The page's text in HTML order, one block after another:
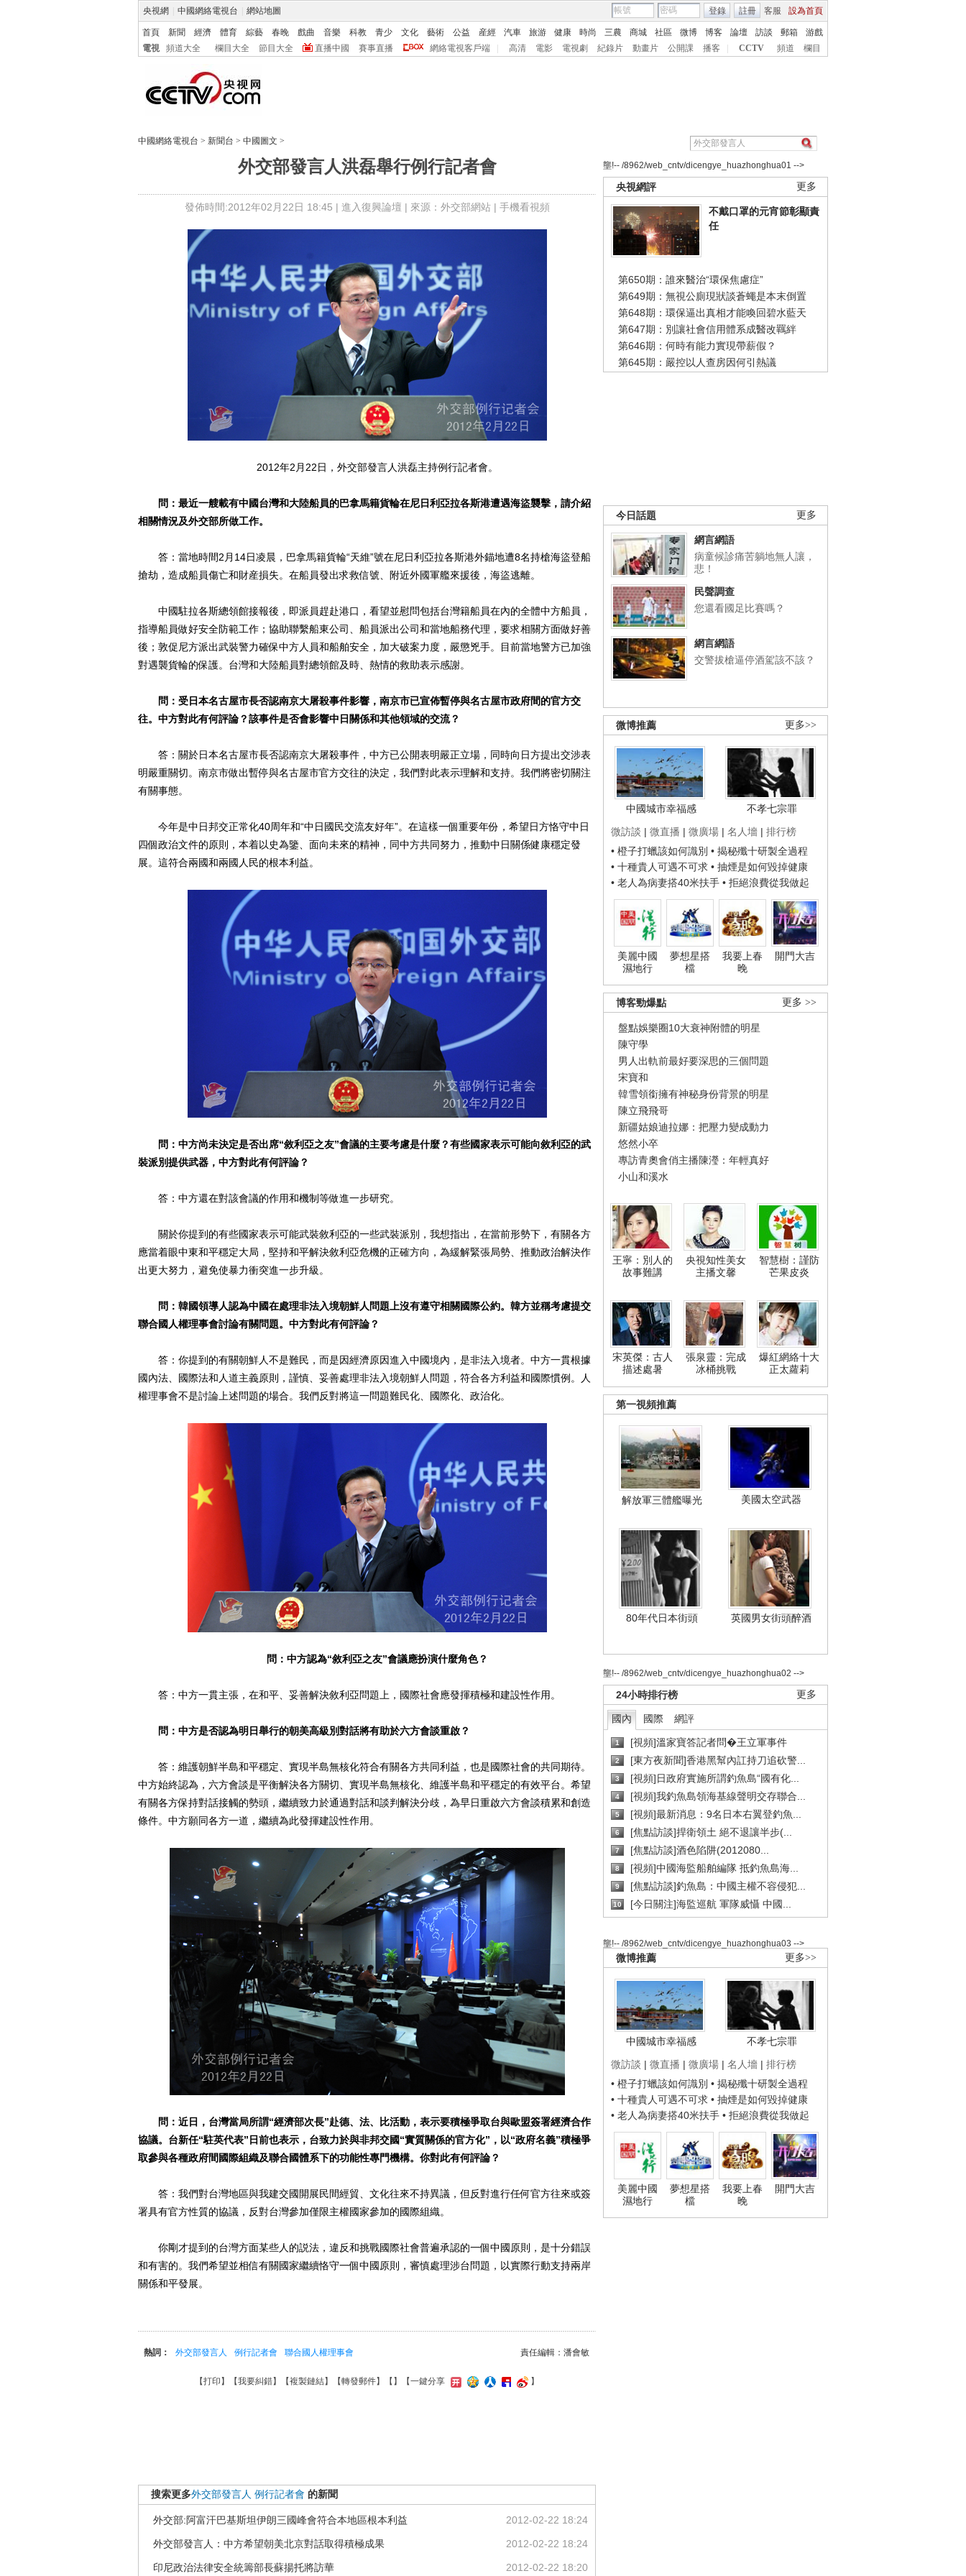
央視網 中國網絡電視台 網站地圖 客服 設為首頁
登錄 註冊
首頁 新聞 經濟 體育 綜藝 春晚 戲曲 音樂 科教 青少 文化 藝術 公益 産經 汽車 旅游 健康 時尚 三農 商城 社區 微博 博客 論壇 訪談 郵箱
游戲
電視
頻道大全 欄目大全 節目大全 直播中國 賽事直播 網絡電視客戶端 高清 電影 電視劇 紀錄片 動畫片 公開課 播客 CCTV 頻道 欄目
中國網絡電視台 > 新聞台 > 中國圖文 >
外交部發言人洪磊舉行例行記者會
發佈時間:2012年02月22日 18:45 | 進入復興論壇 | 來源：外交部網站 | 手機看視頻
壟!-- /8962/web_cntv/dicengye_huazhonghua01 -->
更多
央視網評
不戴口罩的元宵節彰顯責
任
第650期：誰來醫治“環保焦慮症”
第649期：無視公廁現狀談蒼蠅是本末倒置
第648期：環保逼出真相才能喚回碧水藍天
第647期：別讓社會信用體系成醫改羈絆
第646期：何時有能力實現帶薪假？
第645期：嚴控以人查房因何引熱議
更多
今日話題
網言網語
病童候診痛苦躺地無人讓，
悲！
民聲調查
您還看國足比賽嗎？
網言網語
交警拔槍逼停酒駕該不該？
更多>>
微博推薦
中國城市幸福感
不孝七宗罪
微訪談 | 微直播 | 微廣場 | 名人墻 | 排行榜
• 橙子打蠟該如何識別 • 揭秘殲十研製全過程
• 十種貴人可遇不可求 • 抽煙是如何毀掉健康
• 老人為病妻搭40米扶手 • 拒絕浪費從我做起
美麗中國
濕地行
夢想星搭
檔
我要上春
晚
開門大吉
更多 >>
博客勁爆點
盤點娛樂圈10大衰神附體的明星
陳守學
男人出軌前最好要深思的三個問題
宋寶和
韓雪領銜擁有神秘身份背景的明星
陳立飛飛哥
新疆姑娘迪拉娜：把壓力變成動力
悠然小卒
專訪青奧會俏主播陳瀅：年輕真好
小山和溪水
王寧：別人的
故事難講
央視知性美女
主播文馨
智慧樹：謹防
芒果皮炎
宋英傑：古人
描述處暑
張泉靈：完成
冰桶挑戰
爆紅網絡十大
正太蘿莉
第一視頻推薦
解放軍三體艦曝光 美國太空武器
80年代日本街頭 英國男女街頭醉酒
壟!-- /8962/web_cntv/dicengye_huazhonghua02 -->
更多
24小時排行榜
國內 國際 網評
1 [視頻]溫家寶答記者問�王立軍事件
2 [東方夜新聞]香港黑幫內訌持刀追砍警...
3 [視頻]日政府實施所謂釣魚島“國有化...
4 [視頻]我釣魚島領海基線聲明交存聯合...
5 [視頻]最新消息：9名日本右翼登釣魚...
6 [焦點訪談]捍衛領土 絕不退讓半步(...
7 [焦點訪談]酒色陷阱(2012080...
8 [視頻]中國海監船舶編隊 抵釣魚島海...
9 [焦點訪談]釣魚島：中國主權不容侵犯...
10 [今日關注]海監巡航 軍隊威懾 中國...
壟!-- /8962/web_cntv/dicengye_huazhonghua03 -->
更多>>
微博推薦
中國城市幸福感
不孝七宗罪
微訪談 | 微直播 | 微廣場 | 名人墻 | 排行榜
• 橙子打蠟該如何識別 • 揭秘殲十研製全過程
• 十種貴人可遇不可求 • 抽煙是如何毀掉健康
• 老人為病妻搭40米扶手 • 拒絕浪費從我做起
美麗中國
濕地行
夢想星搭
檔
我要上春
晚
開門大吉
2012年2月22日，外交部發言人洪磊主持例行記者會。
問：最近一艘載有中國台灣和大陸船員的巴拿馬籍貨輪在尼日利亞拉各斯港遭遇海盜襲擊，請介紹
相關情況及外交部所做工作。
答：當地時間2月14日凌晨，巴拿馬籍貨輪“天維”號在尼日利亞拉各斯港外錨地遭8名持槍海盜登船
搶劫，造成船員傷亡和財産損失。在船員發出求救信號、附近外國軍艦來援後，海盜逃離。
中國駐拉各斯總領館接報後，即派員趕赴港口，看望並慰問包括台灣籍船員在內的全體中方船員，
指導船員做好安全防範工作；協助聯繫船東公司、船員派出公司和當地船務代理，要求相關方面做好善
後；敦促尼方派出武裝警力確保中方人員和船舶安全，加大破案力度，嚴懲兇手。目前當地警方已加強
對遇襲貨輪的保護。台灣和大陸船員對總領館及時、熱情的救助表示感謝。
問：受日本名古屋市長否認南京大屠殺事件影響，南京市已宣佈暫停與名古屋市政府間的官方交
往。中方對此有何評論？該事件是否會影響中日關係和其他領域的交流？
答：關於日本名古屋市長否認南京大屠殺事件，中方已公開表明嚴正立場，同時向日方提出交涉表
明嚴重關切。南京市做出暫停與名古屋市官方交往的決定，我們對此表示理解和支持。我們將密切關注
有關事態。
今年是中日邦交正常化40周年和“中日國民交流友好年”。在這樣一個重要年份，希望日方恪守中日
四個政治文件的原則，本着以史為鑒、面向未來的精神，同中方共同努力，推動中日關係健康穩定發
展。這符合兩國和兩國人民的根本利益。
問：中方尚未決定是否出席“敘利亞之友”會議的主要考慮是什麼？有些國家表示可能向敘利亞的武
裝派別提供武器，中方對此有何評論？
答：中方還在對該會議的作用和機制等做進一步研究。
關於你提到的有些國家表示可能武裝敘利亞的一些武裝派別，我想指出，在當前形勢下，有關各方
應當着眼中東和平穩定大局，堅持和平解決敘利亞危機的正確方向，為緩解緊張局勢、推動政治解決作
出更大努力，避免使暴力衝突進一步升級。
問：韓國領導人認為中國在處理非法入境朝鮮人問題上沒有遵守相關國際公約。韓方並稱考慮提交
聯合國人權理事會討論有關問題。中方對此有何評論？
答：你提到的有關朝鮮人不是難民，而是因經濟原因進入中國境內，是非法入境者。中方一貫根據
國內法、國際法和人道主義原則，謹慎、妥善處理非法入境朝鮮人問題，符合各方利益和國際慣例。人
權理事會不是討論上述問題的場合。我們反對將這一問題難民化、國際化、政治化。
問：中方認為“敘利亞之友”會議應扮演什麼角色？
答：中方一貫主張，在和平、妥善解決敘利亞問題上，國際社會應發揮積極和建設性作用。
問：中方是否認為明日舉行的朝美高級別對話將有助於六方會談重啟？
答：維護朝鮮半島和平穩定、實現半島無核化符合有關各方共同利益，也是國際社會的共同期待。
中方始終認為，六方會談是平衡解決各方關切、實現半島無核化、維護半島和平穩定的有效平台。希望
有關各方保持對話接觸的勢頭，繼續致力於通過對話和談判解決分歧，為早日重啟六方會談積累和創造
條件。中方願同各方一道，繼續為此發揮建設性作用。
問：近日，台灣當局所謂“經濟部次長”赴德、法、比活動，表示要積極爭取台與歐盟簽署經濟合作
協議。台新任“駐英代表”日前也表示，台致力於與非邦交國“實質關係的官方化”，以“政府名義”積極爭
取參與各種政府間國際組織及聯合國體系下的功能性專門機構。你對此有何評論？
答：我們對台灣地區與我建交國開展民間經貿、文化往來不持異議，但反對進行任何官方往來或簽
署具有官方性質的協議，反對台灣參加僅限主權國家參加的國際組織。
你剛才提到的台灣方面某些人的説法，違反和挑戰國際社會普遍承認的一個中國原則，是十分錯誤
和有害的。我們希望並相信有關國家繼續恪守一個中國原則，審慎處理涉台問題，以實際行動支持兩岸
關係和平發展。
責任編輯：潘會敏
熱詞： 外交部發言人 例行記者會 聯合國人權理事會
【打印 】【我要糾錯】【複製鏈結】【轉發郵件】【 】 【一鍵分享 】
搜索更多外交部發言人 例行記者會 的新聞
2012-02-22 18:24
外交部:阿富汗巴基斯坦伊朗三國峰會符合本地區根本利益
2012-02-22 18:24
外交部發言人：中方希望朝美北京對話取得積極成果
2012-02-22 18:20
印尼政治法律安全統籌部長蘇揚托將訪華